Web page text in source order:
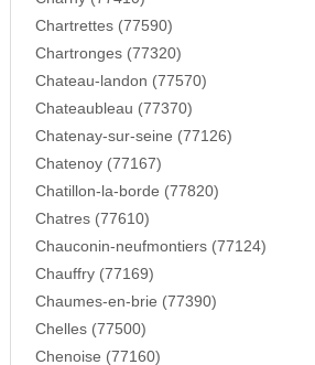
Chartrettes (77590)
Chartronges (77320)
Chateau-landon (77570)
Chateaubleau (77370)
Chatenay-sur-seine (77126)
Chatenoy (77167)
Chatillon-la-borde (77820)
Chatres (77610)
Chauconin-neufmontiers (77124)
Chauffry (77169)
Chaumes-en-brie (77390)
Chelles (77500)
Chenoise (77160)